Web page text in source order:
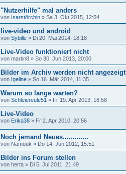
"Nutzerhilfe" mal anders
von Isarstörchin » Sa 3. Okt 2015, 12:54
live-video und android
von Sybille » Di 20. Mai 2014, 18:18
Live-Video funktioniert nicht
von martin8 » So 30. Jun 2013, 20:00
Bilder im Archiv werden nicht angezeigt
von Igeline » So 16. Mär 2014, 11:35
Warum so lange warten?
von Schleiereule51 » Fr 19. Apr 2013, 18:58
Live-Video
von Erika38 » Fr 2. Apr 2010, 20:56
Noch jemand Neues.............
von Namouk » Do 14. Jun 2012, 15:51
Bilder ins Forum stellen
von herta » Di 5. Jul 2011, 21:49